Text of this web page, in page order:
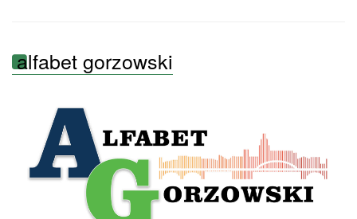
alfabet gorzowski